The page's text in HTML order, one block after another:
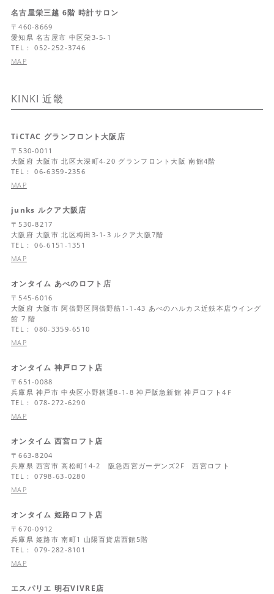
名古屋栄三越 6階 時計サロン
〒460-8669
愛知県名古屋市 中区栄3-5-1
TEL： 052-252-3746
MAP
KINKI 近畿
TiCTAC グランフロント大阪店
〒530-0011
大阪府大阪市 北区大深町4-20 グランフロント大阪 南館4階
TEL： 06-6359-2356
MAP
junks ルクア大阪店
〒530-8217
大阪府大阪市 北区梅田3-1-3 ルクア大阪7階
TEL： 06-6151-1351
MAP
オンタイム あべのロフト店
〒545-6016
大阪府大阪市 阿倍野区阿倍野筋1-1-43 あべのハルカス近鉄本店ウイング
館 7 階
TEL： 080-3359-6510
MAP
オンタイム 神戸ロフト店
〒651-0088
兵庫県神戸市 中央区小野柄通8-1-8 神戸阪急新館 神戸ロフト4Ｆ
TEL： 078-272-6290
MAP
オンタイム 西宮ロフト店
〒663-8204
兵庫県西宮市 高松町14-2 阪急西宮ガーデンズ2F 西宮ロフト
TEL： 0798-63-0280
MAP
オンタイム 姫路ロフト店
〒670-0912
兵庫県姫路市 南町1 山陽百貨店西館5階
TEL： 079-282-8101
MAP
エスパリエ 明石VIVRE店